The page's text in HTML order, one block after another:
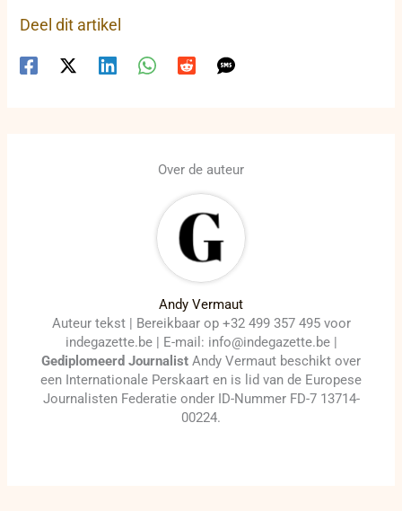
Deel dit artikel
Over de auteur
Andy Vermaut
Auteur tekst | Bereikbaar op +32 499 357 495 voor
indegazette.be | E-mail: info@indegazette.be |
Gediplomeerd Journalist Andy Vermaut beschikt over
een Internationale Perskaart en is lid van de Europese
Journalisten Federatie onder ID-Nummer FD-7 13714-
00224.